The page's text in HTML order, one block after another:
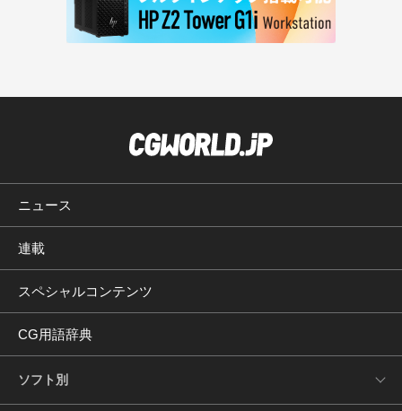
ニュース
連載
スペシャルコンテンツ
CG用語辞典
ソフト別